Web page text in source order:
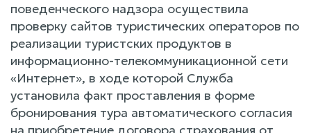
поведенческого надзора осуществила
проверку сайтов туристических операторов по
реализации туристских продуктов в
информационно-телекоммуникационной сети
«Интернет», в ходе которой Служба
установила факт проставления в форме
бронирования тура автоматического согласия
на приобретение договора страхования от